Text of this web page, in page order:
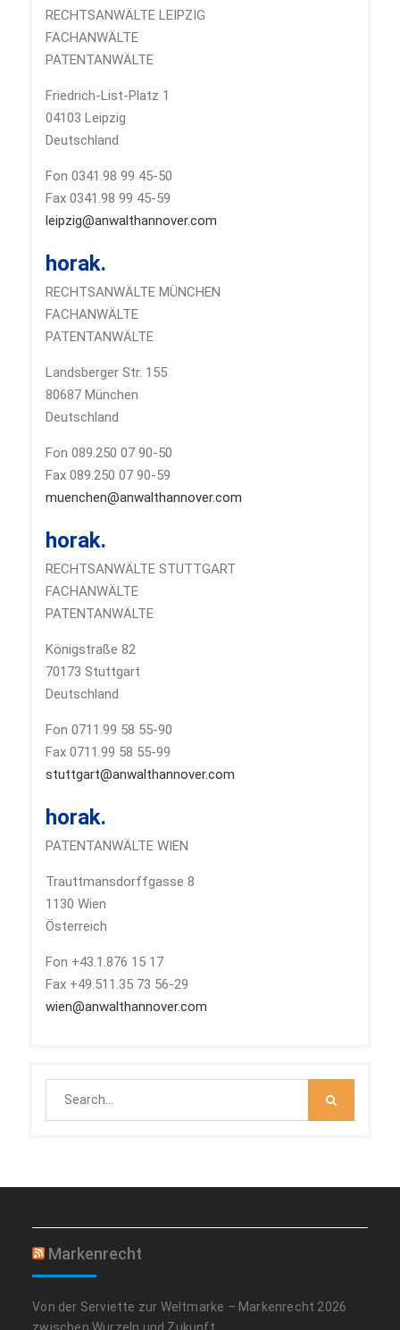
RECHTSANWÄLTE LEIPZIG
FACHANWÄLTE
PATENTANWÄLTE
Friedrich-List-Platz 1
04103 Leipzig
Deutschland
Fon 0341.98 99 45-50
Fax 0341.98 99 45-59
leipzig@anwalthannover.com
horak.
RECHTSANWÄLTE MÜNCHEN
FACHANWÄLTE
PATENTANWÄLTE
Landsberger Str. 155
80687 München
Deutschland
Fon 089.250 07 90-50
Fax 089.250 07 90-59
muenchen@anwalthannover.com
horak.
RECHTSANWÄLTE STUTTGART
FACHANWÄLTE
PATENTANWÄLTE
Königstraße 82
70173 Stuttgart
Deutschland
Fon 0711.99 58 55-90
Fax 0711.99 58 55-99
stuttgart@anwalthannover.com
horak.
PATENTANWÄLTE WIEN
Trauttmansdorffgasse 8
1130 Wien
Österreich
Fon +43.1.876 15 17
Fax +49.511.35 73 56-29
wien@anwalthannover.com
Markenrecht
Von der Serviette zur Weltmarke – Markenrecht 2026
zwischen Wurzeln und Zukunft